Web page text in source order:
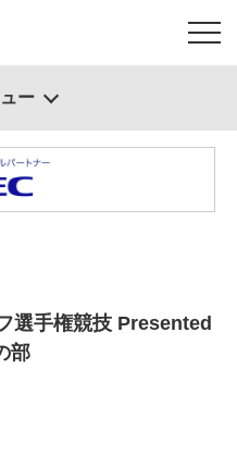
選手権競技 Presented
部
ー